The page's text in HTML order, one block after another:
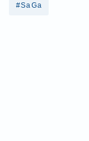
#SaGa